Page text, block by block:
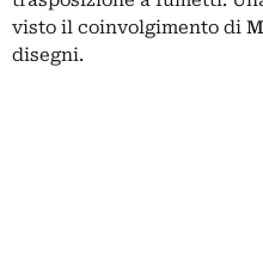
visto il coinvolgimento di
disegni.